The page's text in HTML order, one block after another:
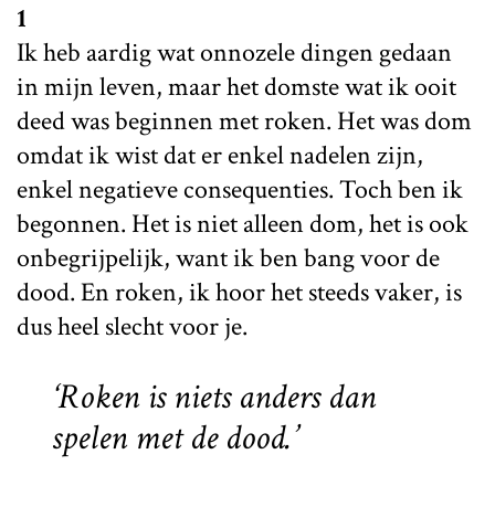
1
Ik heb aardig wat onnozele dingen gedaan
in mijn leven, maar het domste wat ik ooit
deed was beginnen met roken. Het was dom
omdat ik wist dat er enkel nadelen zijn,
enkel negatieve consequenties. Toch ben ik
begonnen. Het is niet alleen dom, het is ook
onbegrijpelijk, want ik ben bang voor de
dood. En roken, ik hoor het steeds vaker, is
dus heel slecht voor je.
‘Roken is niets anders dan
spelen met de dood.’